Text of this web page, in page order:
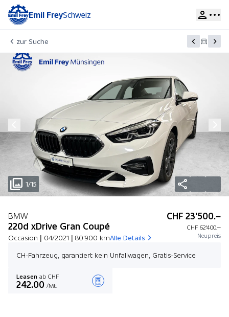
Emil FreySchweiz
zur Suche
1/15
BMW
220d xDrive Gran Coupé
Occasion | 04/2021 | 80'900 kmAlle Details
CHF 23'500.–
CHF 62'400.–
Neupreis
CH-Fahrzeug, garantiert kein Unfallwagen, Gratis-Service
Leasen ab CHF
242.00 /Mt.